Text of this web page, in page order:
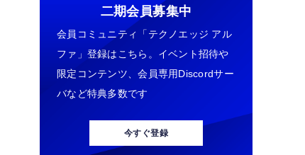
二期会員募集中
会員コミュニティ「テクノエッジ アル
ファ」登録はこちら。イベント招待や
限定コンテンツ、会員専用Discordサー
バなど特典多数です
今すぐ登録